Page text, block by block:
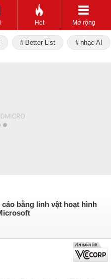
Hot Mở rộng
Better List nhạc AI
bằng linh vật hoạt hình